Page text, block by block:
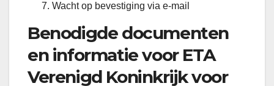
Wacht op bevestiging via e-mail
Benodigde documenten
en informatie voor ETA
Verenigd Koninkrijk voor